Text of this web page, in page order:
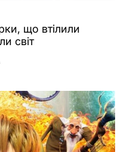
що втілили
світ